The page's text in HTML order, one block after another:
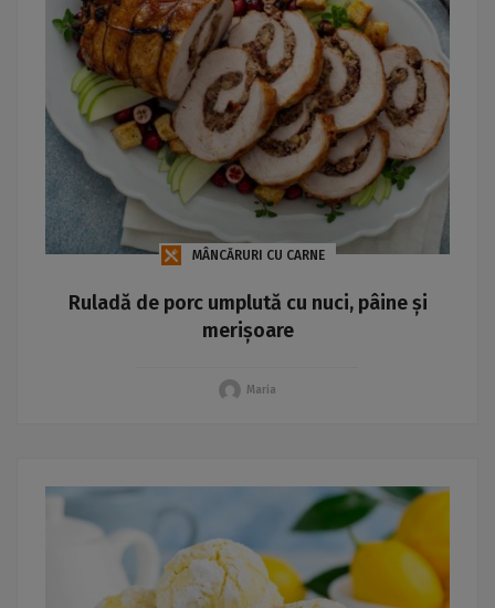
MÂNCĂRURI CU CARNE
Ruladă de porc umplută cu nuci, pâine și
merișoare
Maria